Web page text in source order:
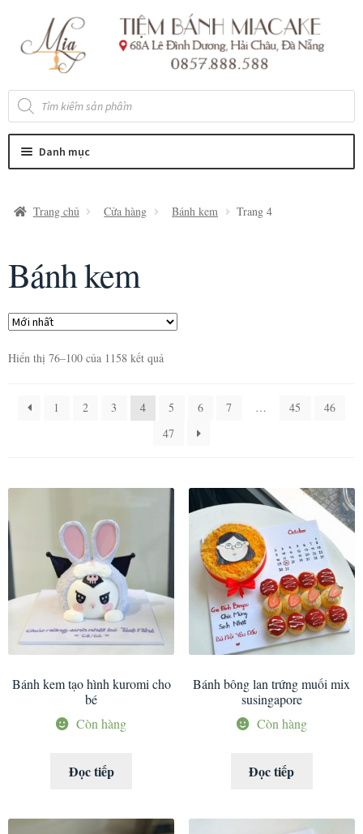
đến
Điều
đến
nội
Tìm
kiếm
sản
Danh mục
Trang chủ Cửa hàng Bánh kem Trang 4
Bánh kem
Hiển thị 76–100 của 1158 kết quả
1 2 3 4 5 6 7 … 45
46
47
Bánh kem tạo hình kuromi cho
bé
Còn hàng
Đọc tiếp
Bánh bông lan trứng muối mix
susingapore
Còn hàng
Đọc tiếp